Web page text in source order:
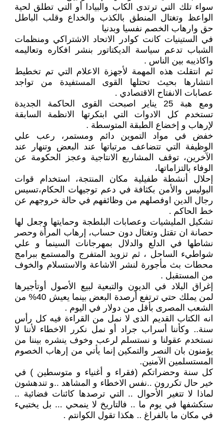
سواء تلك التي ترتدى الكاب والبيادا أو التي تطلق لحية
الواعظ وتغتال المنطق بالكذب والخداع وقلب الباطل
حق وارهاب الخصم نفسيا وبدنيا
في الستينيات كانت كوادر الاتحاد الاشتراكي ومنظمات
الشباب تدعم سياسة الديكتاتور بنشر افكاره وتعاليمه
واكاذيبه بين الناس .
ثم انتقلت هذه المهمة لأجهزة الاعلام التي تم تخطيط
انتشارها بحيث تحتلها القوى المستفيدة من تواجد
عصابات الانفتاح الاقتصادي .
ومع هبة 25 يناير اصبحت القوى الحاكمة الجديدة
تستخدم كل الادوات التي ابتكرتها الانظمة السابقة
لإرهاب و إخضاع الطبقة المتوسطة .
خفض في مواد التموين دائم ومستمر، رعب علي
الوظيفة التي تتضاعف مرتباتها عند البعض وتنهار عند
الآخرين، توقف المشاريع الانتاجية وعجز الحكومة عن
الوفاء بالتزاماتها،
إحلال أنشطة طفيلية مكان المنتجة، استخدام قوات
البوليس والأمن بكثافة في دعم توجيهات الحكام،تسيس
رجال الدين اوفصلهم من وظائفهم في حالة خروجهم عن
خط الحاكم .
تشكيل المليشيات وعصابات البلطجة وحمايتها وجعل لها
حصانة ان تقتل وتغتال دون حساب، إرهاب المرأة وحصر
نشاطها في الدلع والدلال بمهرجانات السينما و علي
شواطيء الساحل ، ثم تزويد المتفرج والمستمع ببرامج
محطات بث مأجورة لنشر الاشاعة والاستسلام والخوف
من المستقبل .
إغراق البلاد في الديون والتبعية لبيع الأصول أوتأجيرها
لمن يملك حتي ترتفع أرصدة البعض بينما يعيش 40% من
الشعب المصرى بأقل من دولار في اليوم .
انه الكتاب القديم الذى لا نمل من القراءة فيه كل رأس
سنة.. وكأننا أسراب جراد أو نمل نكرر الاخطاء لأننا لا
نستخدم عقولنا و نستسلم لرعب وخوف ينشره بيننا من
يؤمنون بان النصر والتمكين إنما يأتي من إرهاب الخصوم
المستسلمين الآمنين.
كل سنة وحضراتكم (فقراء و أغنياء و متوسطين ) في
خير حال تكررون ..نفس الاخطاء و المشاهد ..و تندهشون
لماذا لا تتغير الأحوال .. التي ترصدها كائنات فضائية ..
ستكشفها في يوم ما .. فالتاريخ لا ينمحي ... بل يختبيء
في مكان ما بالفراغ .. هكذا تقول الكوانتم .